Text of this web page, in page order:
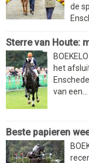
de
Sterre van Houte:
het
van
Beste papieren